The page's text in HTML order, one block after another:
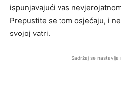
ispunjavajući vas
Prepustite se tom osjećaju, i
svojoj vatri.
Sadržaj se nastavlja